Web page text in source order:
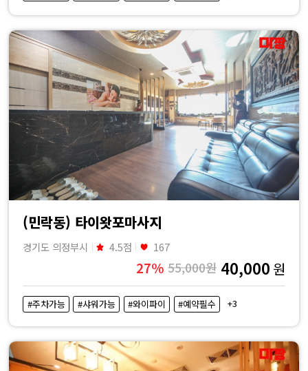
(민락동) 타이왓포마사지
경기도 의정부시 4.5점 167
27% 55,000원 40,000 원
#주차가능 #샤워가능 #와이파이 #예약필수 +3